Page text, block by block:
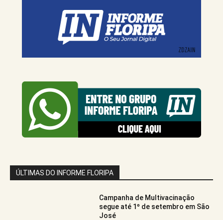
ÚLTIMAS DO INFORME FLORIPA
Campanha de Multivacinação
segue até 1º de setembro em São
José